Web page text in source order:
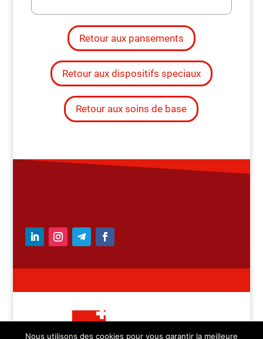
Retour aux pansements
Retour aux dispositifs speciaux
Retour aux soins de base
Nous utilisons des cookies pour vous garantir la meilleure